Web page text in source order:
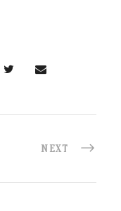
NEXT